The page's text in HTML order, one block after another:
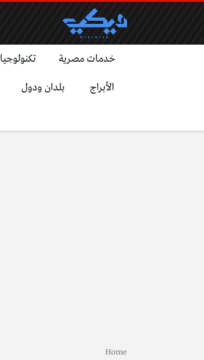
خدمات مصرية تكنولوجيا
الأبراج بلدان ودول
Home